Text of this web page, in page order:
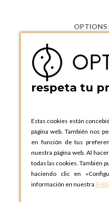
OPTIONS
08130 Santa
Teléfono:
OPTIONS
Teléfono:
C. Lucio
28803 Alcalá
respeta tu
Estas cookies están
página web. También nos
en función de tus
nuestra página web. Al
todas las cookies. También
haciendo clic en
información en nuestra